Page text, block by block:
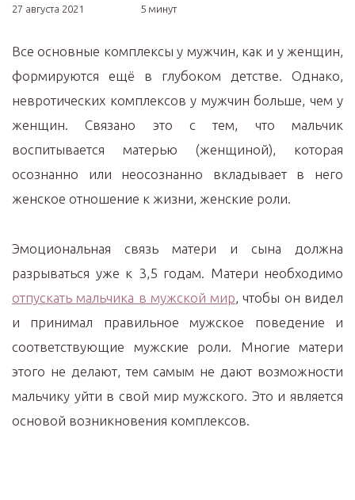
27 августа 2021
5 минут
Все основные комплексы у мужчин, как и у женщин,
формируются ещё в глубоком детстве. Однако,
невротических комплексов у мужчин больше, чем у
женщин. Связано это с тем, что мальчик
воспитывается матерью (женщиной), которая
осознанно или неосознанно вкладывает в него
женское отношение к жизни, женские роли.
Эмоциональная связь матери и сына должна
разрываться уже к 3,5 годам. Матери необходимо
отпускать мальчика в мужской мир, чтобы он видел
и принимал правильное мужское поведение и
соответствующие мужские роли. Многие матери
этого не делают, тем самым не дают возможности
мальчику уйти в свой мир мужского. Это и является
основой возникновения комплексов.